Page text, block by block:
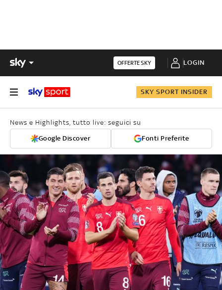
OFFERTE SKY LOGIN
SKY SPORT INSIDER
News e Highlights, tutto live: seguici su
Google Discover Fonti Preferite